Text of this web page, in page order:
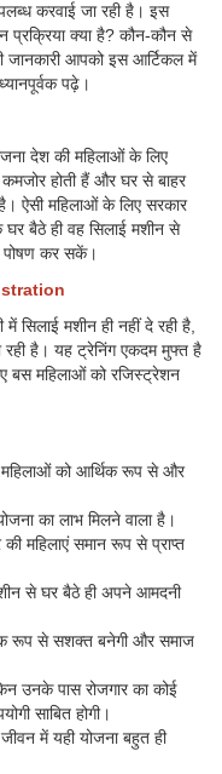
करवाई जा रही है। इस
प्रक्रिया क्या है? कौन-कौन से
आपको इस आर्टिकल में
पढ़े।
देश की महिलाओं के लिए
होती हैं और घर से बाहर
ऐसी महिलाओं के लिए सरकार
घर बैठे ही वह सिलाई मशीन से
पोषण कर सकें।
सिलाई मशीन ही नहीं दे रही है,
रही है। यह ट्रेनिंग एकदम मुफ्त है
बस महिलाओं को रजिस्ट्रेशन
महिलाओं को आर्थिक रूप से और
का लाभ मिलने वाला है।
महिलाएं समान रूप से प्राप्त
से घर बैठे ही अपने आमदनी
रूप से सशक्त बनेगी और समाज
उनके पास रोजगार का कोई
साबित होगी।
में यही योजना बहुत ही